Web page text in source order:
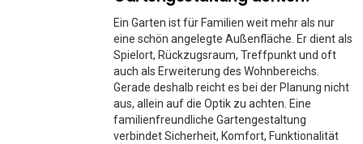
Ein Garten ist für Familien weit mehr als nur
eine schön angelegte Außenfläche. Er dient als
Spielort, Rückzugsraum, Treffpunkt und oft
auch als Erweiterung des Wohnbereichs.
Gerade deshalb reicht es bei der Planung nicht
aus, allein auf die Optik zu achten. Eine
familienfreundliche Gartengestaltung
verbindet Sicherheit, Komfort, Funktionalität